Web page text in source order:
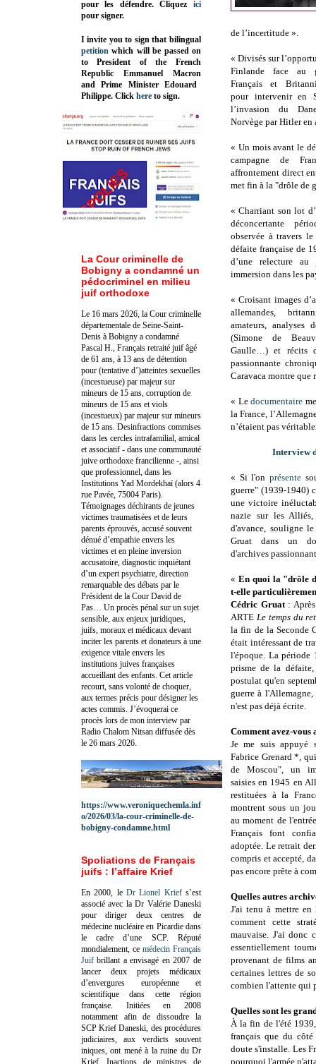
de l’incertitude ».
« Divisés sur
Finlande face au
Français et
pour intervenir en
l’invasion du
Norvège par Hitler
« Un mois avant le
campagne de
affrontement direct
met fin à la "drôle de
« Charriant son lot
déconcertante
observée à travers
défaite française de
d’une relecture
immersion dans les
« Croisant images
allemandes,
amateurs, analyses
(Simone de
Gaulle…) et récits
passionnante
Caravaca montre que
« Ledocumentaire
la France,
n’étaient pas
Interview
« Si l'onprésente
guerre" (1939-1940)
une victoire
nazie sur les
d'avance, souligne
Gruat dans un
d'archives
« En quoi la "drôle
t-elle
Cédric Gruat:
ARTE Le temps du
la fin de la Seconde
était intéressant de
l'époque. La période
prisme de la
postulat qu'en
guerre à
n'est pas déjà écrite.
Comment avez-vous
Je me suis appuyé
Fabrice Grenard *,
de Moscou", un
saisies en 1945 en
restituées à la
montrent sous un
au moment de
Français font
adoptée. Le retrait
compris et accepté,
pas encore prête à
Quelles autres
J'ai tenu à mettre
comment cette
mauvaise. J'ai donc
essentiellement
provenant de films
certaines lettres de
combien l'attente qui
Quelles sont les
À la fin de l'été
français que du
doute s'installe. Les
pourquoi l'armée
pour les défendre. Cliquez
ici
pour signer.
I invite you to sign that bilingual
petition which will be passed on
to President of the French
Republic Emmanuel Macron
and Prime MinisterEdouard
Philippe. Click here to sign.
La Cour criminelle de
Bobigny a condamné un
pédocriminel en milieu
juif orthodoxe
Le 16 mars 2026, la Cour criminelle
départementale de Seine-Saint-
Denis à Bobigny a condamné
Pascal H., Français retraité juif âgé
de 61 ans, à 13 ans de détention
pour (tentative d’)atteintes sexuelles
(incestueuse) par majeur sur
mineurs de 15 ans, corruption de
mineurs de 15 ans et viols
(incestueux) par majeur sur mineurs
de 15 ans. Desinfractions commises
dans les cercles intrafamilial, amical
et associatif - dans une communauté
juive orthodoxe francilienne -, ainsi
que professionnel, dans les
Institutions Yad Mordekhaï (alors 4
rue Pavée, 75004 Paris).
Témoignages déchirants de jeunes
victimes traumatisées et de leurs
parents éprouvés, accusé souvent
dénué d’empathie envers les
victimes et en pleine inversion
accusatoire, diagnostic inquiétant
d’un expert psychiatre, direction
remarquable des débats par le
Président de la Cour David de
Pas… Un procès pénal sur un sujet
sensible, aux enjeux juridiques,
juifs, moraux et médicaux devant
inciter les parents et donateurs à une
exigence vitale envers les
institutions juives françaises
accueillant des enfants. Cet article
recourt, sans volonté de choquer,
aux termes précis pour désigner les
actes commis. J’évoquerai ce
procès lors de mon interview par
Radio Chalom Nitsan diffusée dès
le 26 mars 2026.
https://www.veroniquechemla.inf
o/2026/03/la-cour-criminelle-de-
bobigny-condamne.html
Spoliations de Français
juifs : l’affaire Krief
En 2000, le Dr Lionel Kriefs’est
associé avec la Dr Valérie Daneski
pour diriger deux centres de
médecine nucléaire en Picardie dans
le cadre d’une SCP. Réputé
mondialement, ce médecin Français
Juif brillant a envisagé en 2007 de
lancer deux projets médicaux
d’envergures européenne et
scientifique dans cette région
française. Initiées en 2008
notamment afin de dissoudre la
SCP Krief Daneski, des procédures
judiciaires, aux verdicts souvent
iniques, ont mené à la ruine du Dr
Krief.Inactions de ministres de